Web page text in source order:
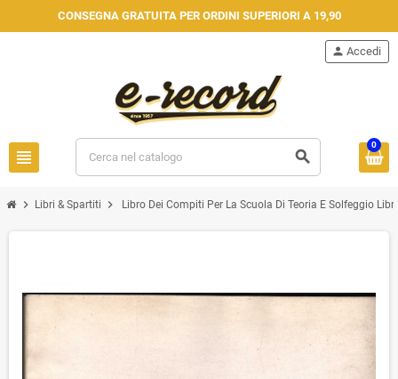
CONSEGNA GRATUITA PER ORDINI SUPERIORI A 19,90
view_headline search
person Accedi
0
chevron_right Libri & Spartiti chevron_right Libro Dei Compiti Per La Scuola Di Teoria E Solfeggio